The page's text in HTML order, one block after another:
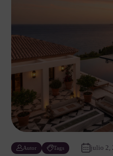
Autor Tags julio 2,